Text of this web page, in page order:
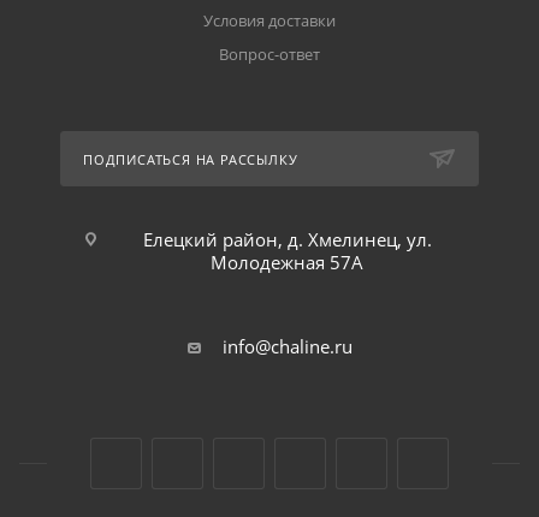
Условия доставки
Вопрос-ответ
ПОДПИСАТЬСЯ НА РАССЫЛКУ
Елецкий район, д. Хмелинец, ул.
Молодежная 57А
info@chaline.ru